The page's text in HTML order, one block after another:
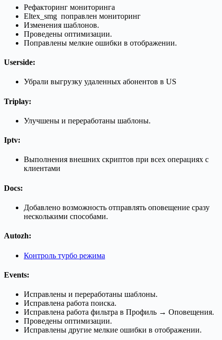
Рефакторинг мониторинга
Eltex_smg поправлен мониторинг
Изменения шаблонов.
Проведены оптимизации.
Поправлены мелкие ошибки в отображении.
Userside:
Убрали выгрузку удаленных абонентов в US
Triplay:
Улучшены и переработаны шаблоны.
Iptv:
Выполнения внешних скриптов при всех операциях с
клиентами
Docs:
Добавлено возможность отправлять оповещение сразу
несколькими способами.
Autozh:
Контроль турбо режима
Events:
Исправлены и переработаны шаблоны.
Исправлена работа поиска.
Исправлена работа фильтра в Профиль → Оповещения.
Проведены оптимизации.
Исправлены другие мелкие ошибки в отображении.